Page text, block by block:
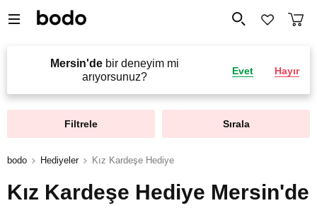
Mersin'debir deneyim mi
arıyorsunuz?
Evet Hayır
Filtrele Sırala
bodo Hediyeler Kız Kardeşe Hediye
Kız Kardeşe Hediye Mersin'de